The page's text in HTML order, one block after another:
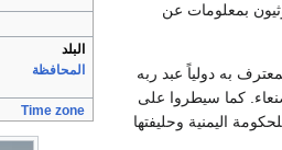
البلد
المحافظة
Time zone
بمعلومات عن
به دولياً عبد ربه
كما سيطروا على
اليمنية وحليفتها